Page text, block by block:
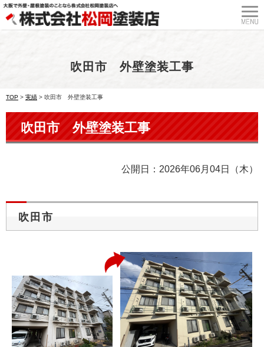
吹田市 外壁塗装工事
TOP > 実績 > 吹田市 外壁塗装工事
吹田市 外壁塗装工事
公開日：2026年06月04日（木）
吹田市